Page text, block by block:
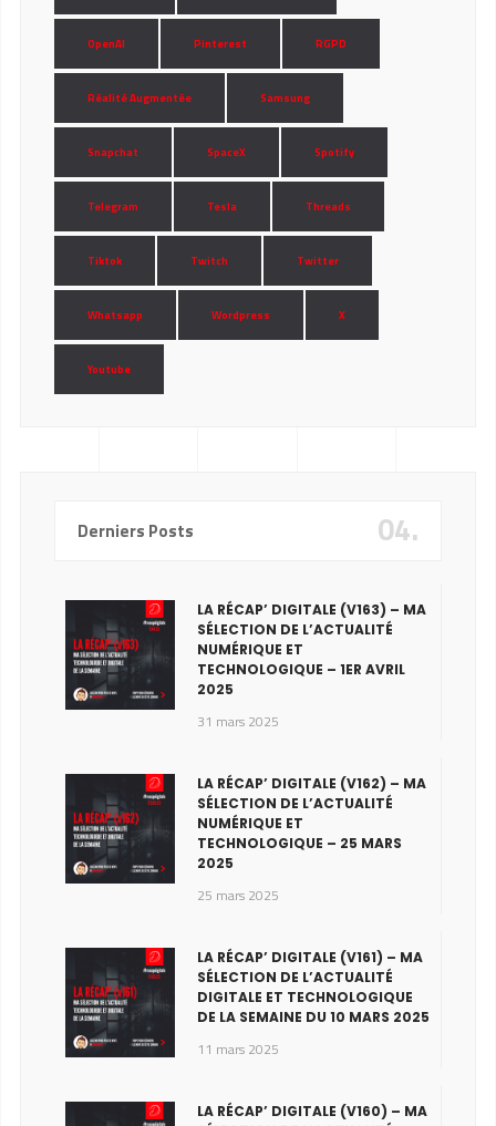
OpenAI Pinterest RGPD
Réalité Augmentée Samsung
Snapchat SpaceX Spotify
Telegram Tesla Threads
Tiktok Twitch Twitter
Whatsapp Wordpress X
Youtube
Derniers Posts 04.
LA RÉCAP’ DIGITALE (V163) – MA
SÉLECTION DE L’ACTUALITÉ
NUMÉRIQUE ET
TECHNOLOGIQUE – 1ER AVRIL
2025
31 mars 2025
LA RÉCAP’ DIGITALE (V162) – MA
SÉLECTION DE L’ACTUALITÉ
NUMÉRIQUE ET
TECHNOLOGIQUE – 25 MARS
2025
25 mars 2025
LA RÉCAP’ DIGITALE (V161) – MA
SÉLECTION DE L’ACTUALITÉ
DIGITALE ET TECHNOLOGIQUE
DE LA SEMAINE DU 10 MARS 2025
11 mars 2025
LA RÉCAP’ DIGITALE (V160) – MA